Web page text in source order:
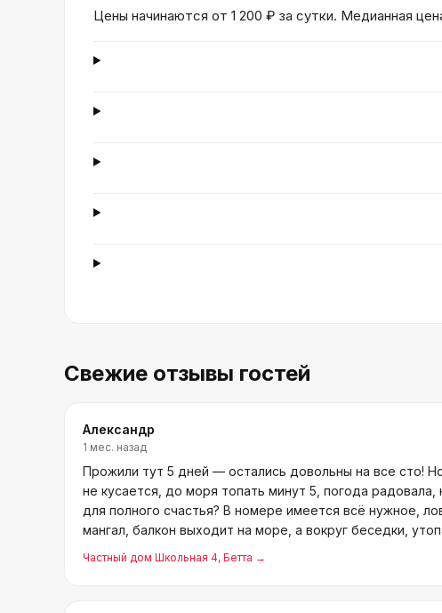
Цены начинаются от 1 200 ₽ за сутки. Медианная
Свежие отзывы гостей
Александр
1 мес. назад
Прожили тут 5 дней — остались довольны на все сто!
не кусается, до моря топать минут 5, погода
для полного счастья? В номере имеется всё нужное,
мангал, балкон выходит на море, а вокруг беседки,
Частный дом Школьная 4, Бетта →